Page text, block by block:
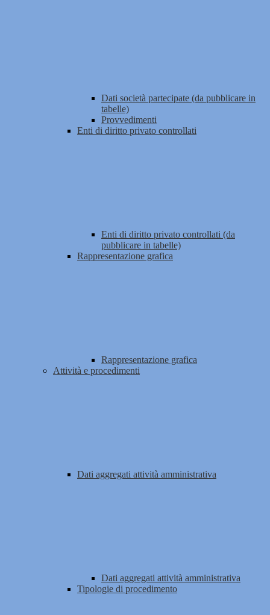
Dati società partecipate (da pubblicare in
tabelle)
Provvedimenti
Enti di diritto privato controllati
Enti di diritto privato controllati (da
pubblicare in tabelle)
Rappresentazione grafica
Rappresentazione grafica
Attività e procedimenti
Dati aggregati attività amministrativa
Dati aggregati attività amministrativa
Tipologie di procedimento